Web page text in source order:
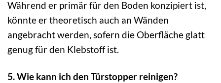
Während er primär für den Boden konzipiert ist,
könnte er theoretisch auch an Wänden
angebracht werden, sofern die Oberfläche glatt
genug für den Klebstoff ist.
5. Wie kann ich den Türstopper reinigen?